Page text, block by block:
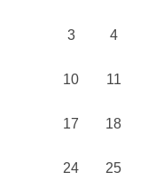
3 4
10 11
17 18
24 25